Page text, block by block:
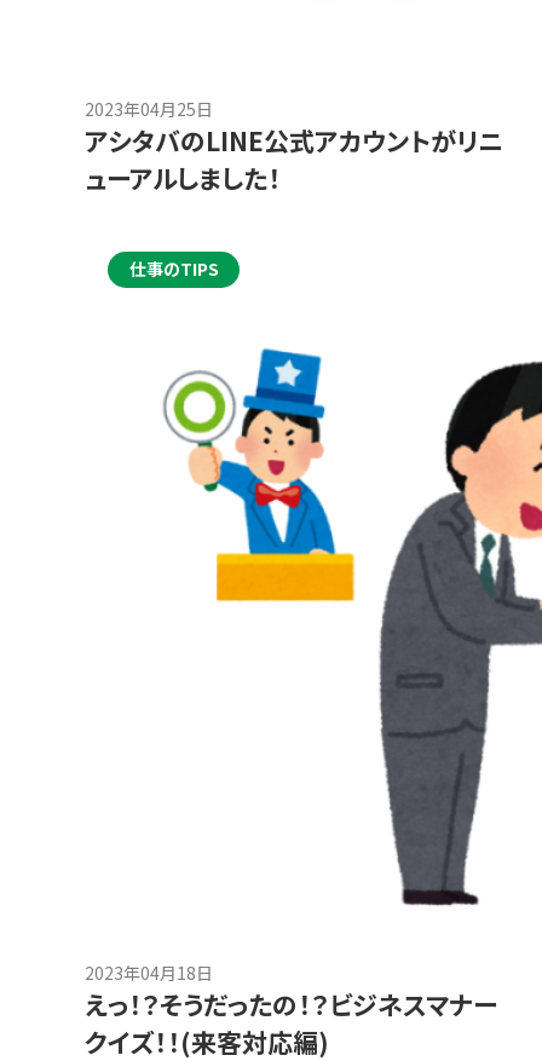
2023年04月25日
アシタバのLINE公式アカウントがリニ
ューアルしました！
仕事のTIPS
2023年04月18日
えっ！？そうだったの！？ビジネスマナー
クイズ！！(来客対応編)